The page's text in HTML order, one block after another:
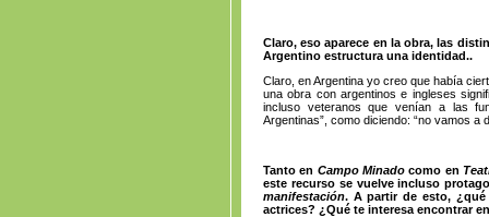
Claro, eso aparece en la obra, las
Argentino estructura una identidad..
Claro, en Argentina yo creo que había
una obra con argentinos e ingleses
incluso veteranos que venían a las
Argentinas”, como diciendo: “no vamos
Tanto en Campo Minadocomo en
este recurso se vuelve incluso
manifestación. A partir de esto,
actrices? ¿Qué te interesa encontrar